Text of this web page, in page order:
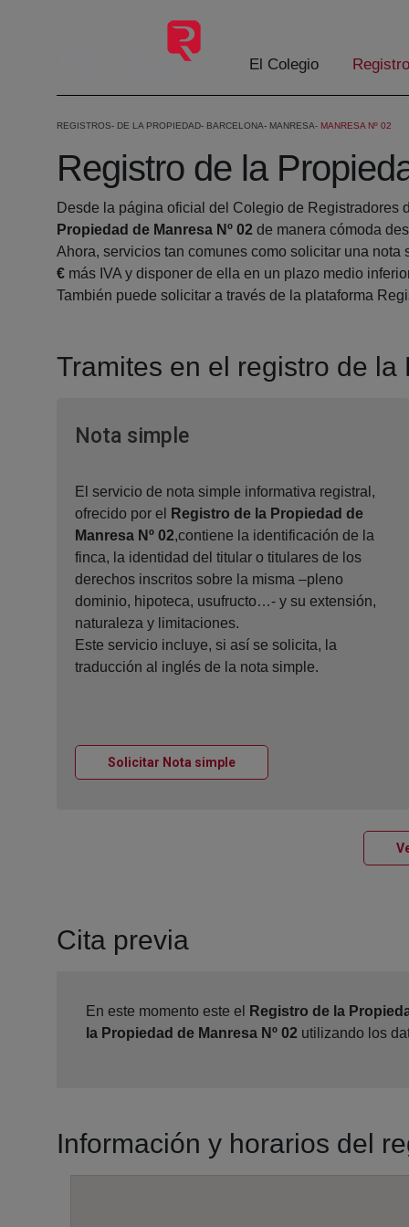
El Colegio
REGISTROS DE LA PROPIEDAD BARCELONA MANRESA MANRESA Nº 02
Registro de la
Desde la página oficial del Colegio de Registradores
Propiedad de Manresa Nº 02 de manera cómoda
Ahora, servicios tan comunes como solicitar una nota
€ más IVA y disponer de ella en un plazo medio
También puede solicitar a través de la plataforma
Tramites en el registro de la
Nota simpleVentana nueva
El servicio de nota simple informativa registral,
ofrecido por el
Registro de la Propiedad de
Manresa Nº 02,contiene la identificación de la
finca, la identidad del titular o titulares de los
derechos inscritos sobre la misma –pleno
dominio, hipoteca, usufructo…- y su extensión,
naturaleza y limitaciones.
Este servicio incluye, si así se solicita, la
traducción al inglés de la nota simple.
Solicitar Nota simpleVentana nueva
Cita previa
En este momento este el Registro de la
la Propiedad de Manresa Nº 02 utilizando los
Información y horarios del